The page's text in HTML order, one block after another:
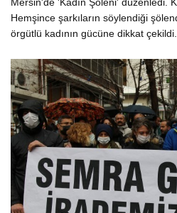
Hemşince şarkıların söylendiği
örgütlü kadının gücüne dikkat